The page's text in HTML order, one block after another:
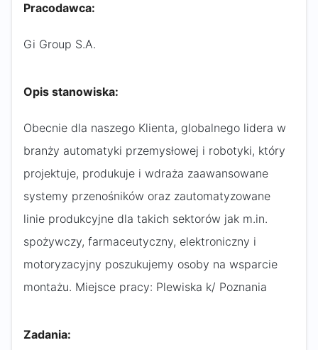
Pracodawca:
Gi Group S.A.
Opis stanowiska:
Obecnie dla naszego Klienta, globalnego lidera w
branży automatyki przemysłowej i robotyki, który
projektuje, produkuje i wdraża zaawansowane
systemy przenośników oraz zautomatyzowane
linie produkcyjne dla takich sektorów jak m.in.
spożywczy, farmaceutyczny, elektroniczny i
motoryzacyjny poszukujemy osoby na wsparcie
montażu. Miejsce pracy: Plewiska k/ Poznania
Zadania: